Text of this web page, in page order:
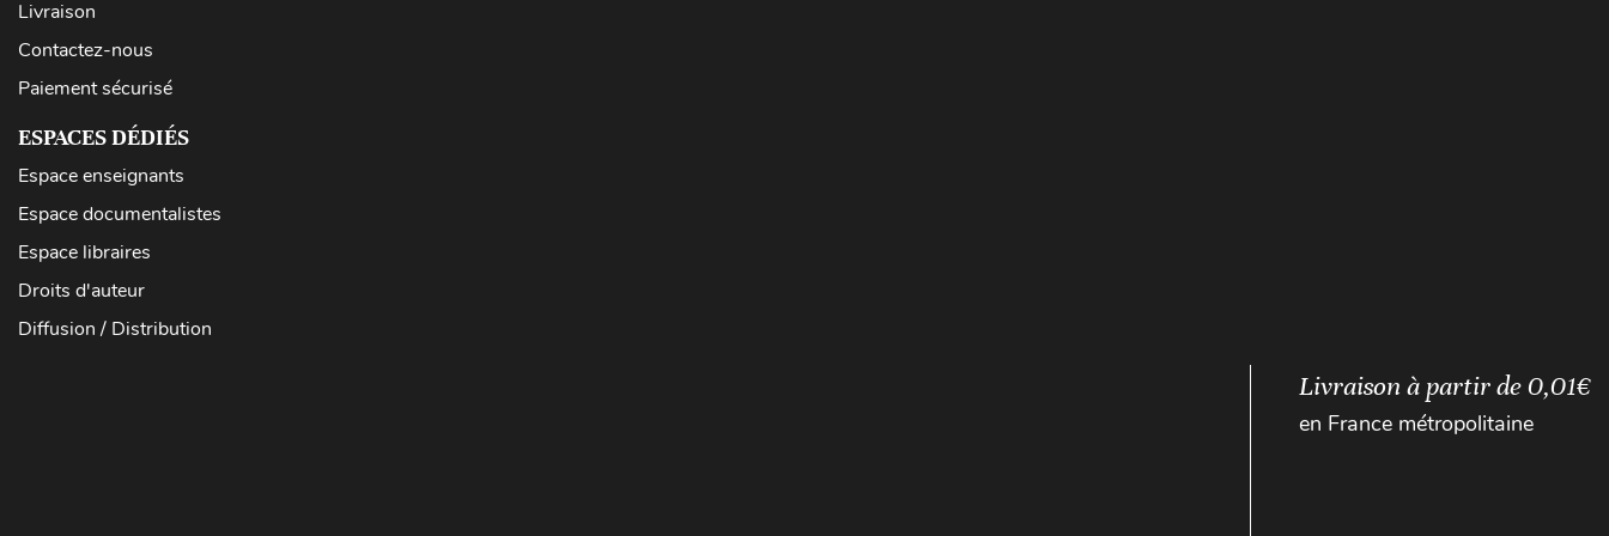
Livraison
Contactez-nous
Paiement sécurisé
ESPACES DÉDIÉS
Espace enseignants
Espace documentalistes
Espace libraires
Droits d'auteur
Diffusion / Distribution
Livraison à partir de 0,01€
en France métropolitaine